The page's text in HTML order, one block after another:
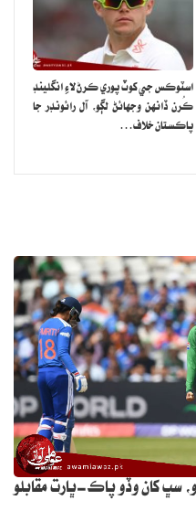
اسٽوڪس جي کوٽ پوري ڪرڻ لاءِ انگلينڊ
ڪُرن ڏانهن وجهائڻ لڳو، آل رائونڊر جا
پاڪستان خلاف…
سڀ کان وڏو پاڪ-ڀارت مقابلو